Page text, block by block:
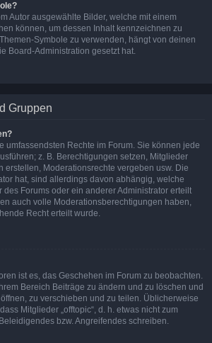
Autor ausgewählte Bilder, welche mit einem
können, um dessen Inhalt kennzeichnen zu
Symbole zu verwenden, hängt von deinen
Board-Administration gesetzt hat.
Gruppen
umfassendsten Rechte im Forum. Sie können jede
z. B. Berechtigungen setzen, Mitglieder
erstellen, Moderationsrechte vergeben usw. Die
hat, sind allerdings davon abhängig, welche
des Forums oder ein anderer Administrator erteilt
auch volle Moderationsberechtigungen haben,
Recht erteilt wurde.
ist es, das Geschehen im Forum zu beobachten.
Bereich Beiträge zu ändern und zu löschen und
zu verschieben und zu teilen. Üblicherweise
Mitglieder „offtopic“, d. h. etwas nicht zum
bzw. Angreifendes schreiben.